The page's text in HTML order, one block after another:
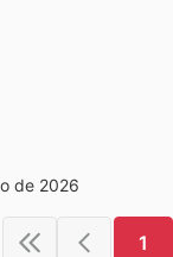
de 2026
1